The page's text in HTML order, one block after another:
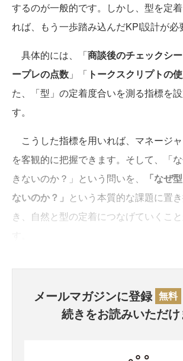
するのが一般的です。しかし、型を定
れば、もう一歩踏み込んだKPI設計が必
具体的には、「商談後のチェックシ
ープレの点数 」「 トークスクリプトの
た、「型」の定着度合いを測る指標を
す。
こうした指標を用いれば、マネージ
を客観的に把握できます。そして、「
きないのか？」という問いを、
「なぜ
ないのか？」 という本質的な課題に置
き、自然と型の定着につなげていくこ
メールマガジンに登録 無料
続きをお読みいただ